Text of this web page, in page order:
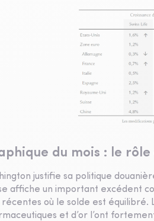
du mois : le
justifie sa politique
affiche un important excédent
où le solde est équilibré.
et d’or l’ont